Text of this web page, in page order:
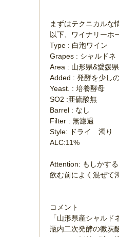
まずはテクニカルな
以下、ワイナリーホ
Type : 白泡ワイン
Grapes : シャルド
Area : 山形県&愛媛
Added : 発酵を少し
Yeast. : 培養酵母
SO2 :亜硫酸無
Barrel : なし
Filter : 無濾過
Style: ドライ 濁り
ALC:11%
Attention: もしかす
飲む前によく混ぜて
コメント
「山形県産シャル
瓶内二次発酵の微炭